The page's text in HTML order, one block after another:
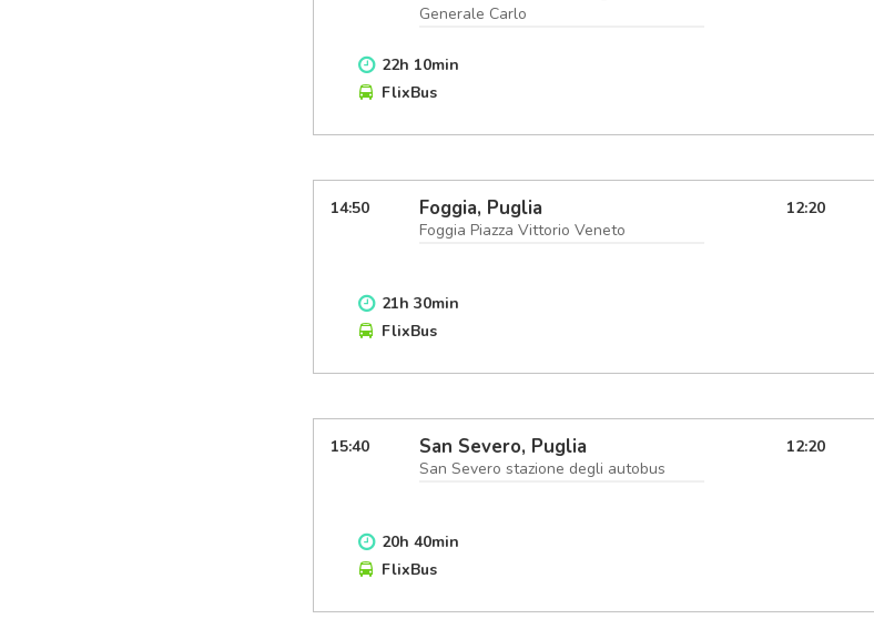
Generale Carlo
22h 10min
FlixBus
14:50 Foggia, Puglia
Foggia Piazza Vittorio Veneto
12:20
21h 30min
FlixBus
15:40 San Severo, Puglia
San Severo stazione degli autobus
12:20
20h 40min
FlixBus